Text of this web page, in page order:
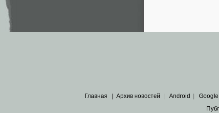
Главная Архив новостей Android Google